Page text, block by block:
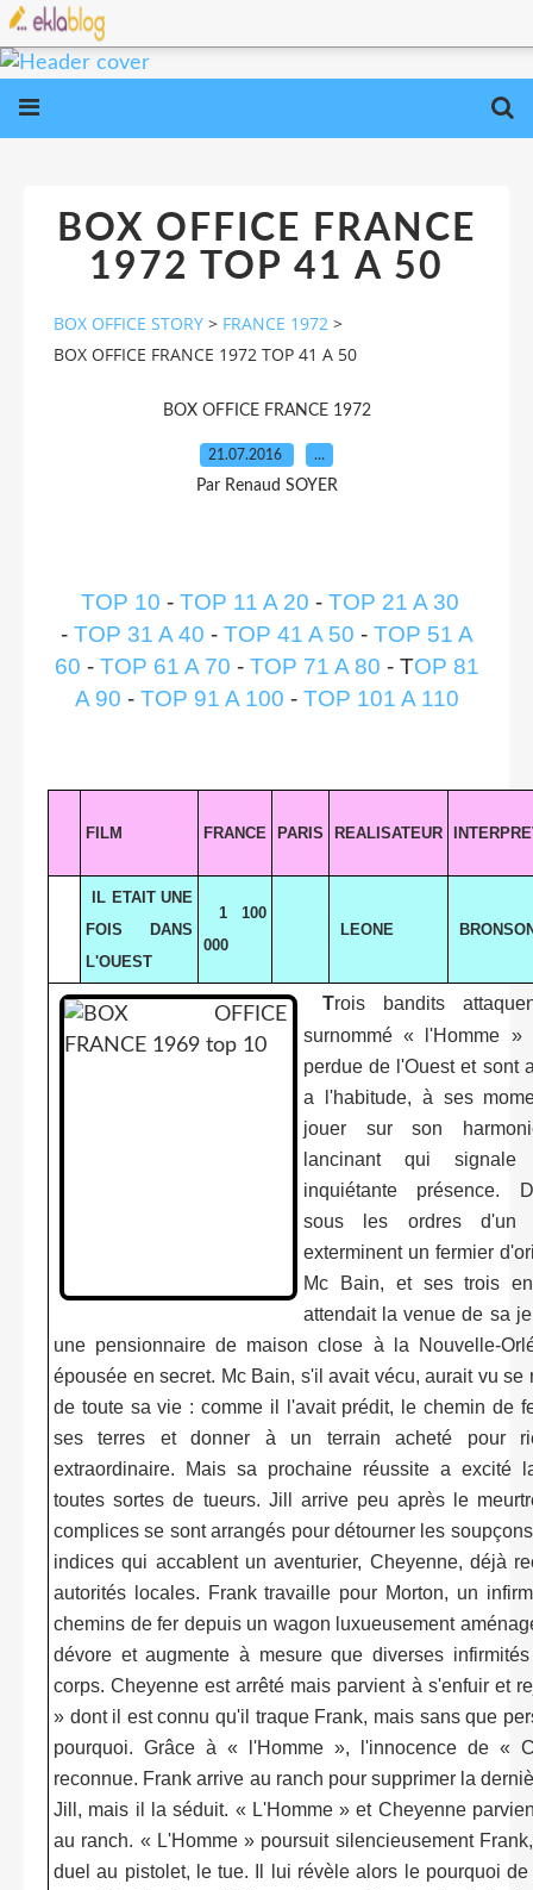
BOX OFFICE FRANCE
1972 TOP 41 A 50
BOX OFFICE STORY > FRANCE 1972 >
BOX OFFICE FRANCE 1972 TOP 41 A 50
BOX OFFICE FRANCE 1972
21.07.2016 …
Par Renaud SOYER
TOP 10 - TOP 11 A 20 - TOP 21 A 30
- TOP 31 A 40 - TOP 41 A 50 - TOP 51 A
60 - TOP 61 A 70 - TOP 71 A 80 - TOP 81
A 90 - TOP 91 A 100 - TOP 101 A 110
FILM FRANCE PARIS REALISATEUR
IL ETAIT UNE
FOIS DANS
L'OUEST
1 100
000
LEONE
Trois bandits
surnommé « l'Homme »
perdue de l'Ouest et sont
a l'habitude, à ses
jouer sur son
lancinant qui
inquiétante présence.
sous les ordres d'un
exterminent un fermier
Mc Bain, et ses trois
attendait la venue de sa
une pensionnaire de maison close à la Nouvelle-
épousée en secret. Mc Bain, s'il avait vécu, aurait vu se
de toute sa vie : comme il l'avait prédit, le chemin de
ses terres et donner à un terrain acheté pour
extraordinaire. Mais sa prochaine réussite a excité
toutes sortes de tueurs. Jill arrive peu après le
complices se sont arrangés pour détourner les
indices qui accablent un aventurier, Cheyenne, déjà
autorités locales. Frank travaille pour Morton, un
chemins de fer depuis un wagon luxueusement
dévore et augmente à mesure que diverses
corps. Cheyenne est arrêté mais parvient à s'enfuir et
» dont il est connu qu'il traque Frank, mais sans que
pourquoi. Grâce à « l'Homme », l'innocence de «
reconnue. Frank arrive au ranch pour supprimer la
Jill, mais il la séduit. « L'Homme » et Cheyenne
au ranch. « L'Homme » poursuit silencieusement
duel au pistolet, le tue. Il lui révèle alors le pourquoi